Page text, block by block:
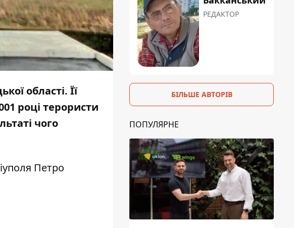
області. Її
році терористи
чого
Петро
РЕДАКТОР
БІЛЬШЕ АВТОРІВ
ПОПУЛЯРНЕ